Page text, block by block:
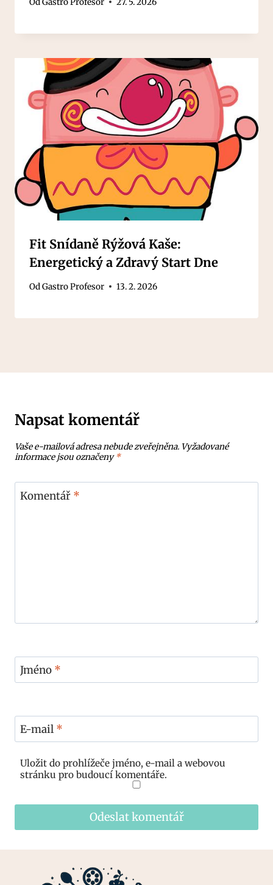
Fit Snídaně Rýžová Kaše:
Energetický a Zdravý Start Dne
OdGastro Profesor 13. 2. 2026
Napsat komentář
Vaše e-mailová adresa nebude zveřejněna. Vyžadované
informace jsou označeny*
Komentář *
Jméno *
E-mail *
Uložit do prohlížeče jméno, e-mail a webovou
stránku pro budoucí komentáře.